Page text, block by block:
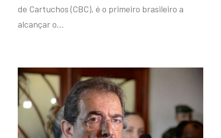
de Cartuchos (CBC), é o primeiro brasileiro a
alcançar o…